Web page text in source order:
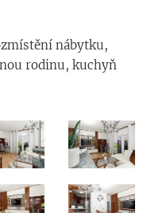
nábytku,
rodinu, kuchyň